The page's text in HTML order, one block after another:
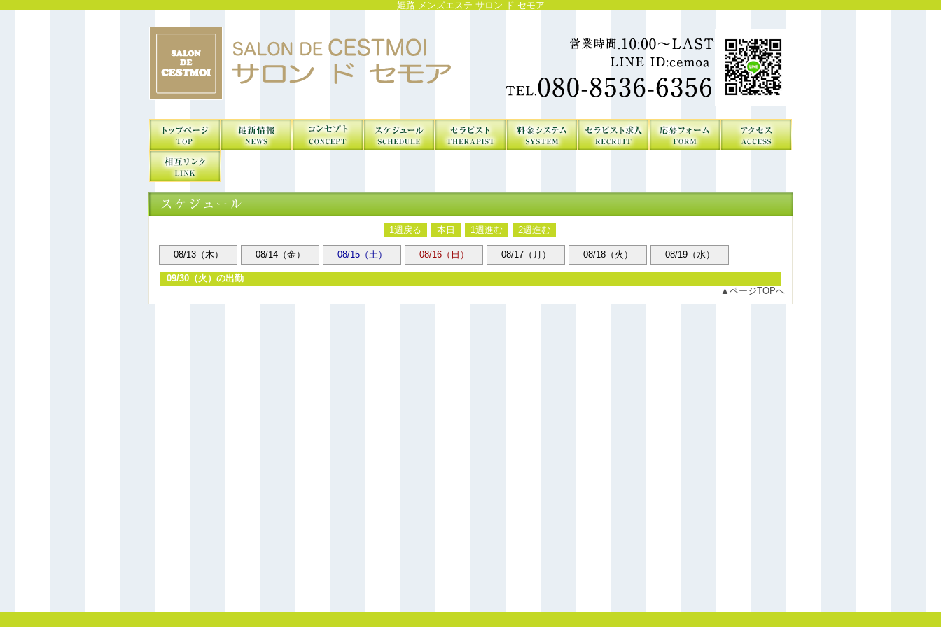
姫路 メンズエステ サロン ド セモア
1週戻る 本日 1週進む 2週進む
08/13（木） 08/14（金） 08/15（土） 08/16（日） 08/17（月） 08/18（火） 08/19（水）
09/30（火）の出勤
ページTOPへ